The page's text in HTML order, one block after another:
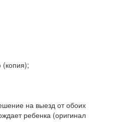
(копия);
на выезд от обоих
ребенка (оригинал